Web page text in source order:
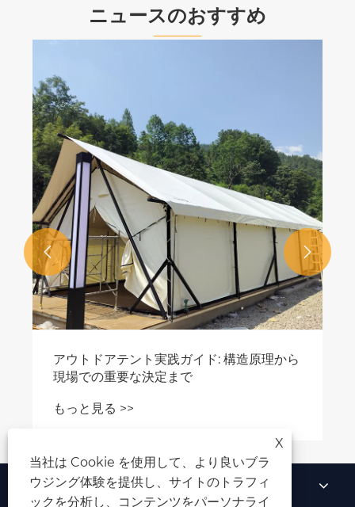
ニュースのおすすめ
アウトドアテント実践ガイド: 構造原理から
現場での重要な決定まで
もっと見る >>
 
私たちについて
X
当社は Cookie を使用して、より良いブラ
ウジング体験を提供し、サイトのトラフィ
ックを分析し、コンテンツをパーソナライ